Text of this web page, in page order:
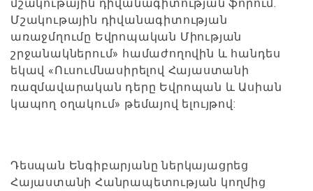
մշակութային դիվանագիտության ֆորում.
Մշակութային դիվանագիտության
առաջմղումը Եվրոպական Միության
շրջանակներում» համաժողովին և հանդես
եկավ «Ուսումնասիրելով Հայաստանի
ռազմավարական դերը Եվրոպան և Ասիան
կապող օղակում» թեմայով ելույթով:
Դեսպան Ենգիբարյանը ներկայացրեց
Հայաստանի Հանրապետության կողմից